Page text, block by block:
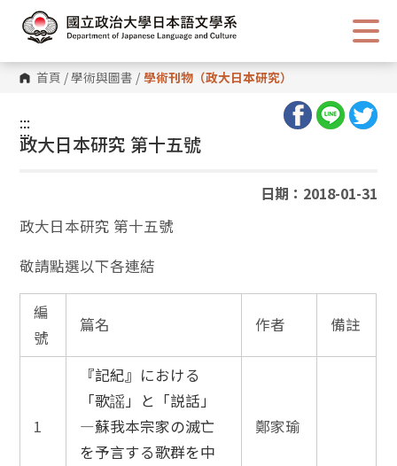
內
容 首頁 /學術與圖書 / 學術刊物（政大日本研究）
:::
:::
政大日本研究 第十五號
日期：2018-01-31
政大日本研究 第十五號
敬請點選以下各連結
編
號
篇名 作者 備註
1
『記紀』における
「歌謡」と「説話」
―蘇我本宗家の滅亡
を予言する歌群を中
鄭家瑜